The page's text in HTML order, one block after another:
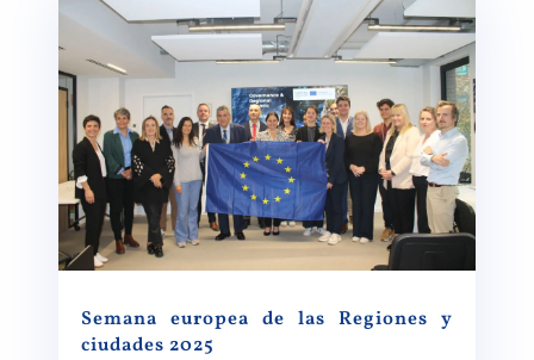
Semana europea de las Regiones y
ciudades 2025